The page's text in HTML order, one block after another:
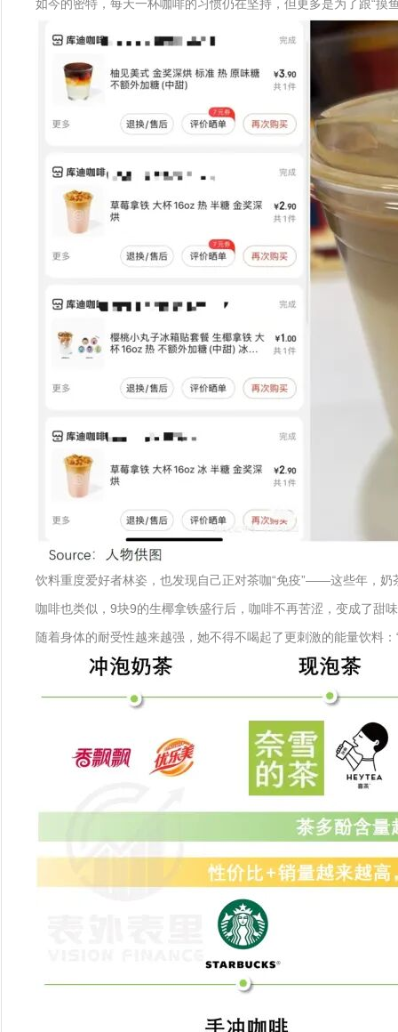
如今的密特，每天一杯咖啡的习惯仍在坚持，但更多是为了跟“摸
饮料重度爱好者林姿，也发现自己正对茶咖“免疫”——这些年，
咖啡也类似，9块9的生椰拿铁盛行后，咖啡不再苦涩，变成了甜
随着身体的耐受性越来越强，她不得不喝起了更刺激的能量饮料